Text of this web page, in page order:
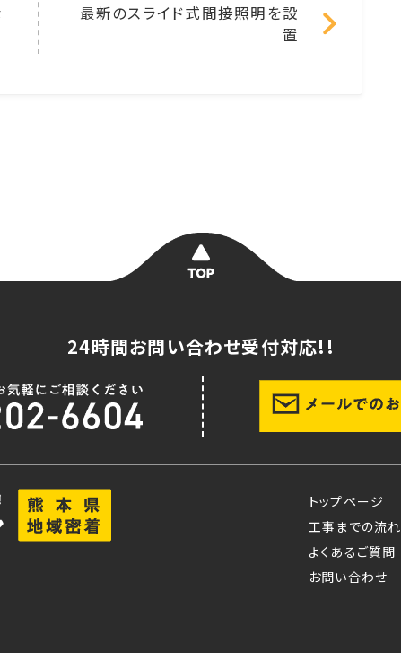
最新のスライド式間接照明を設
置
24時間お問い合わせ受付対応!!
トップページ
工事までの流れ
よくあるご質問
お問い合わせ